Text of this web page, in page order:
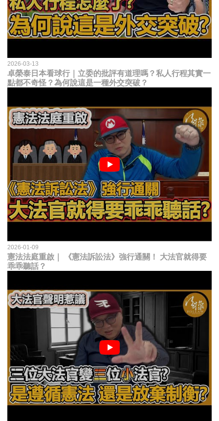
2026-03-13
卓榮泰日本看球行｜立委的批評有道理嗎？私人行程其實一
點都不奇怪？為何說這是一種外交突破？
2026-01-09
憲法法庭重啟｜ 《憲法訴訟法》強行通關！ 大法官就得要
乖乖聽話？